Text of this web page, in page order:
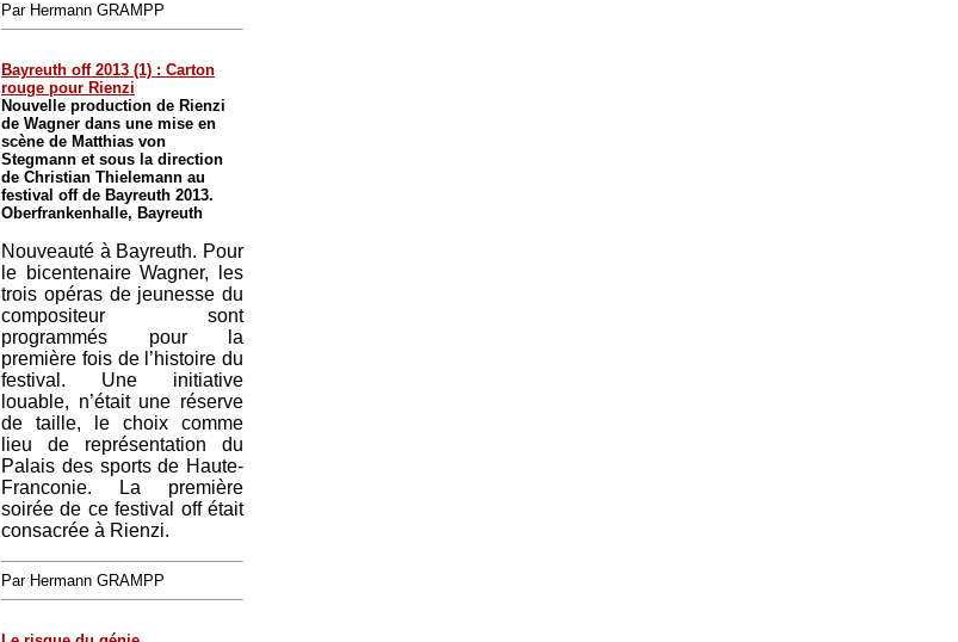
Par Hermann GRAMPP
Bayreuth off 2013 (1) : Carton
rouge pour Rienzi
Nouvelle production de Rienzi
de Wagner dans une mise en
scène de Matthias von
Stegmann et sous la direction
de Christian Thielemann au
festival off de Bayreuth 2013.
Oberfrankenhalle, Bayreuth
Nouveauté à Bayreuth. Pour
le bicentenaire Wagner, les
trois opéras de jeunesse du
compositeur sont
programmés pour la
première fois de l’histoire du
festival. Une initiative
louable, n’était une réserve
de taille, le choix comme
lieu de représentation du
Palais des sports de Haute-
Franconie. La première
soirée de ce festival off était
consacrée à Rienzi.
Par Hermann GRAMPP